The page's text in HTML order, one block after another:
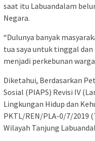
saat itu Labuandalam
Negara.
“Dulunya banyak
tua saya untuk tinggal
menjadi perkebunan
Diketahui, Berdasarkan
Sosial (PIAPS) Revisi IV
Lingkungan Hidup dan
PKTL/REN/PLA-0/7/2019
Wilayah Tanjung